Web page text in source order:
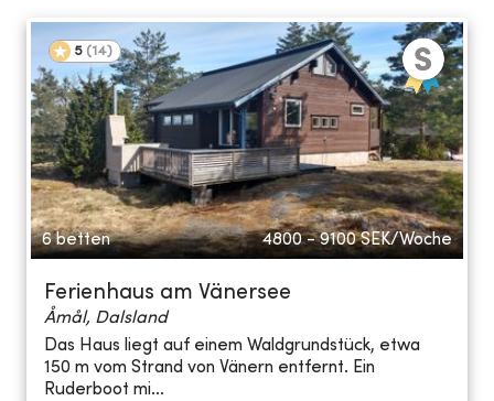
5 (14)
6 betten 4800 - 9100 SEK/Woche
Ferienhaus am Vänersee
Åmål, Dalsland
Das Haus liegt auf einem Waldgrundstück, etwa
150 m vom Strand von Vänern entfernt. Ein
Ruderboot mi...